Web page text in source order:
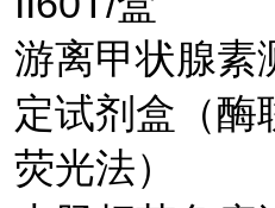
游离甲状腺素
定试剂盒（酶
荧光法）